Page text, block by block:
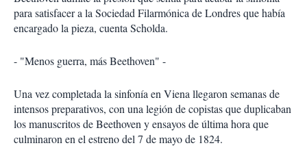
para satisfacer a la Sociedad Filarmónica de Londres que había
encargado la pieza, cuenta Scholda.
- "Menos guerra, más Beethoven" -
Una vez completada la sinfonía en Viena llegaron semanas de
intensos preparativos, con una legión de copistas que duplicaban
los manuscritos de Beethoven y ensayos de última hora que
culminaron en el estreno del 7 de mayo de 1824.